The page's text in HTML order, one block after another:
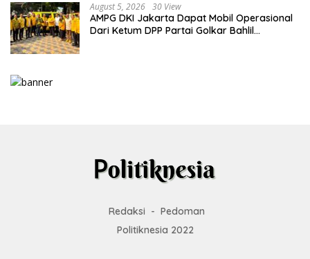
August 5, 2026 30 View
AMPG DKI Jakarta Dapat Mobil Operasional
Dari Ketum DPP Partai Golkar Bahlil
Redaksi
Pedoman
Politiknesia 2022